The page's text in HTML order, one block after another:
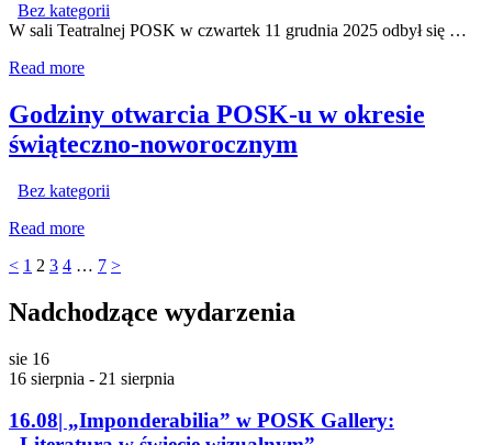
Bez kategorii
W sali Teatralnej POSK w czwartek 11 grudnia 2025 odbył się …
Read more
Godziny otwarcia POSK-u w okresie
świąteczno-noworocznym
Bez kategorii
Read more
Stronicowanie
wpisów
< Page
1 Page
2 Page
3 Page
4 … Page
7 >
Nadchodzące wydarzenia
sie 16
16 sierpnia - 21 sierpnia
16.08| „Imponderabilia” w POSK Gallery: